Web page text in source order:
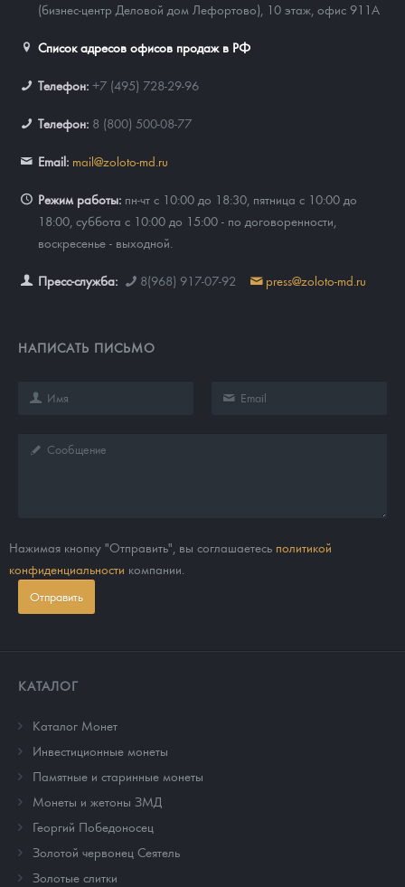
(бизнес-центр Деловой дом Лефортово), 10 этаж, офис 911А
Список адресов офисов продаж в РФ
Телефон: +7 (495) 728-29-96
Телефон: 8 (800) 500-08-77
Email: mail@zoloto-md.ru
Режим работы: пн-чт с 10:00 до 18:30, пятница с 10:00 до
18:00, суббота с 10:00 до 15:00 - по договоренности,
воскресенье - выходной.
Пресс-служба: 8(968) 917-07-92 press@zoloto-md.ru
НАПИСАТЬ ПИСЬМО
Нажимая кнопку "Отправить", вы соглашаетесь политикой
конфиденциальности компании.
Отправить
КАТАЛОГ
Каталог Монет
Инвестиционные монеты
Памятные и старинные монеты
Монеты и жетоны ЗМД
Георгий Победоносец
Золотой червонец Сеятель
Золотые слитки